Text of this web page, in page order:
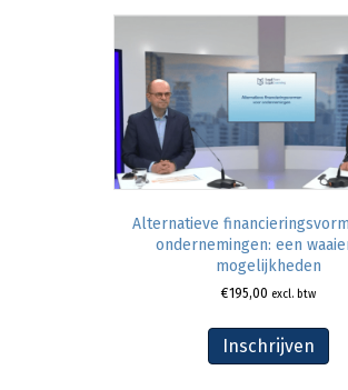
Alternatieve
ondernemingen: een
mogelijkheden
€195,00 excl. btw
Inschrijven